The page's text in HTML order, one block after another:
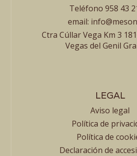
Teléfono 958 43
email:
Ctra Cúllar Vega Km 3
Vegas del Genil
LEGAL
Aviso legal
Política de
Política de
Declaración de